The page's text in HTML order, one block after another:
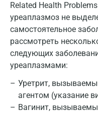
Related Health
уреаплазмоз не
самостоятельное
рассмотреть
следующих
уреаплазмами:
Уретрит,
агентом (указание
Вагинит,
Всеволожск
Гатчина
Геленджик
Голубое
Дзержинск
Дзержинский